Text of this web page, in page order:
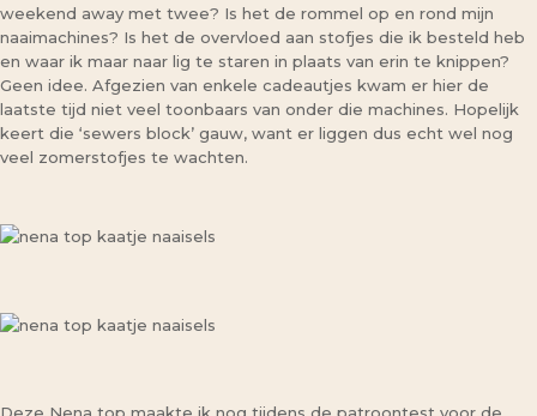
weekend away met twee? Is het de rommel op en rond mijn
naaimachines? Is het de overvloed aan stofjes die ik besteld heb
en waar ik maar naar lig te staren in plaats van erin te knippen?
Geen idee. Afgezien van enkele cadeautjes kwam er hier de
laatste tijd niet veel toonbaars van onder die machines. Hopelijk
keert die ‘sewers block’ gauw, want er liggen dus echt wel nog
veel zomerstofjes te wachten.